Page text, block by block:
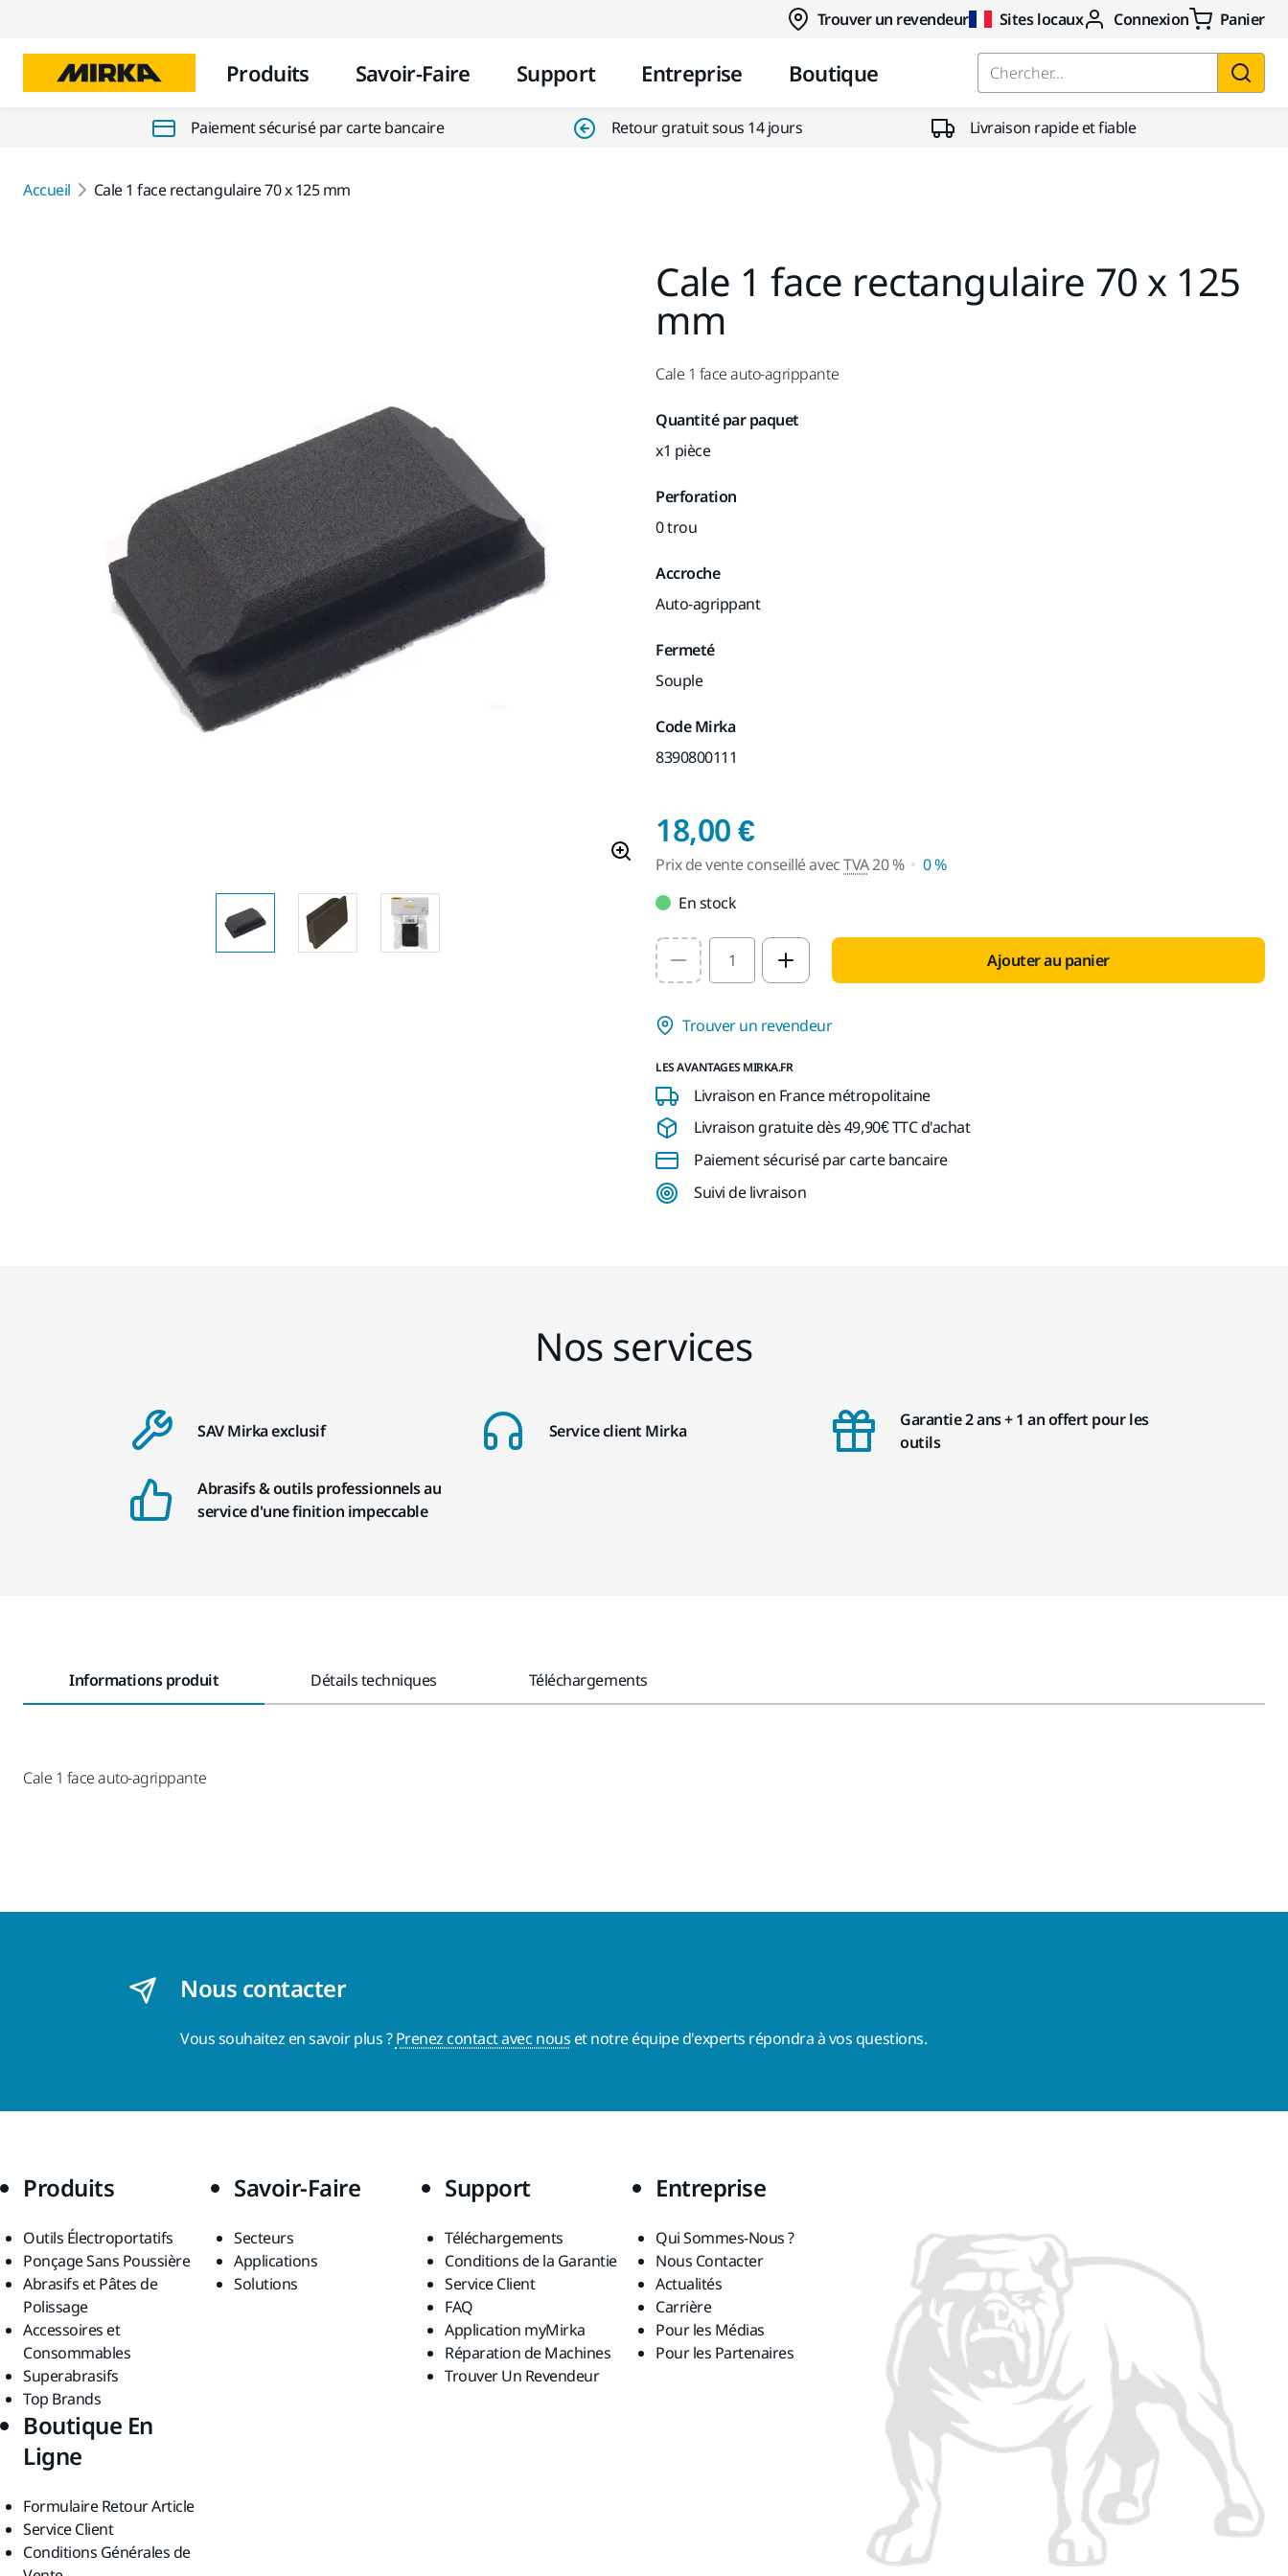
Trouver un revendeur Sites locaux Connexion Panier
Produits Savoir-Faire Support Entreprise Boutique Chercher...
Paiement sécurisé par carte bancaire Retour gratuit sous 14 jours Livraison rapide et fiable
Accueil Cale 1 face rectangulaire 70 x 125 mm
Cale 1 face rectangulaire 70 x 125
mm
Cale 1 face auto-agrippante
Quantité par paquet
x1 pièce
Perforation
0 trou
Accroche
Auto-agrippant
Fermeté
Souple
Code Mirka
8390800111
18,00 €Prix de vente conseillé avec TVA 20
Prix de vente conseillé avecTVA20 %
0 %
En stock
Select quantity value Ajouter au panier
Trouver un revendeur
LES AVANTAGES MIRKA.FR
Livraison en France métropolitaine
Livraison gratuite dès 49,90€ TTC d'achat
Paiement sécurisé par carte bancaire
Suivi de livraison
Nos services
SAV Mirka exclusif Service client Mirka
Garantie 2 ans + 1 an offert pour les
outils
Abrasifs & outils professionnels au
service d'une finition impeccable
Informations produit Détails techniques Téléchargements
Cale 1 face auto-agrippante
Nous contacter
Vous souhaitez en savoir plus ?Prenez contact avec nous et notre équipe d'experts répondra à vos questions.
Produits
Outils Électroportatifs
Ponçage Sans Poussière
Abrasifs et Pâtes de
Polissage
Accessoires et
Consommables
Superabrasifs
Top Brands
Savoir-Faire
Secteurs
Applications
Solutions
Support
Téléchargements
Conditions de la Garantie
Service Client
FAQ
Application myMirka
Réparation de Machines
Trouver Un Revendeur
Entreprise
Qui Sommes-Nous ?
Nous Contacter
Actualités
Carrière
Pour les Médias
Pour les Partenaires
Boutique En
Ligne
Formulaire Retour Article
Service Client
Conditions Générales de